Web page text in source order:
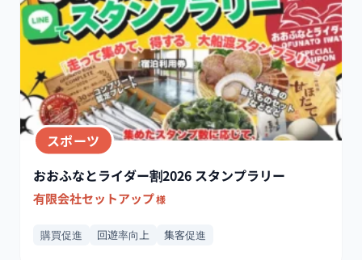
スポーツ
おおふなとライダー割2026 スタンプラリー
有限会社セットアップ様
購買促進 回遊率向上 集客促進